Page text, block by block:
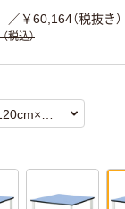
／￥60,164（税抜き）
（税込）